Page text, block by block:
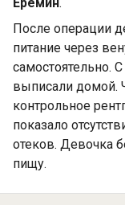
После операции
питание через
самостоятельно.
выписали домой.
контрольное
показало
отеков. Девочка
пищу.